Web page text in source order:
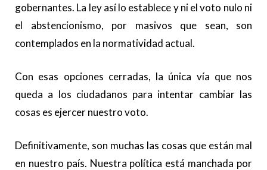
gobernantes. La ley así lo establece y ni el voto nulo ni
el abstencionismo, por masivos que sean, son
contemplados en la normatividad actual.
Con esas opciones cerradas, la única vía que nos
queda a los ciudadanos para intentar cambiar las
cosas es ejercer nuestro voto.
Definitivamente, son muchas las cosas que están mal
en nuestro país. Nuestra política está manchada por